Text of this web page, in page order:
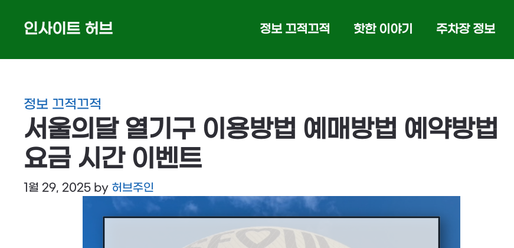
인사이트 허브 정보 끄적끄적 핫한 이야기 주차장 정보
정보 끄적끄적
서울의달 열기구 이용방법 예매방법 예약방법
요금 시간 이벤트
1월 29, 2025 by 허브주인